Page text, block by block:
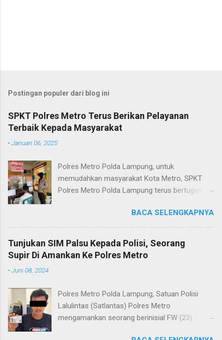
Postingan populer dari blog ini
SPKT Polres Metro Terus Berikan Pelayanan
Terbaik Kepada Masyarakat
-Januari 06, 2025
Polres Metro Polda Lampung, untuk
memudahkan masyarakat Kota Metro, SPKT
Polres Metro Polda Lampung terus bertugas
terkait layanan pengaduan, pelayanan SKCK dan
pelayanan Identifikasi sidik jari secara terpadu
kepada masyarakat. Senin (06/01/2025) Dalam
mewujudkan pelayanan prima kepolisian, SPKT
Heri Sulistyo Nugroho S.IK, M.IK mengatakan
“SPKT Polres Metro akan terus berusaha
memberikan pelayanan yang terbaik kepada
BACA SELENGKAPNYA
Tunjukan SIM Palsu Kepada Polisi, Seorang
Supir Di Amankan Ke Polres Metro
-Juni 08, 2024
Polres Metro Polda Lampung, Satuan Polisi
Lalulintas (Satlantas) Polres Metro
mengamankan seorang berinisial FW (23)